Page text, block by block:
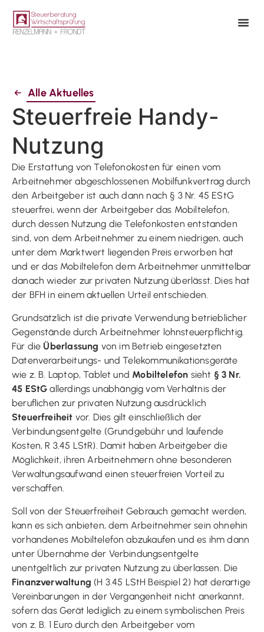
Alle Aktuelles
Steuerfreie Handy-
Nutzung
Die Erstattung von Telefonokosten für einen vom
Arbeitnehmer abgeschlossenen Mobilfunkvertrag durch
den Arbeitgeber ist auch dann nach § 3 Nr. 45 EStG
steuerfrei, wenn der Arbeitgeber das Mobiltelefon,
durch dessen Nutzung die Telefonkosten entstanden
sind, von dem Arbeitnehmer zu einem niedrigen, auch
unter dem Marktwert liegenden Preis erworben hat
und er das Mobiltelefon dem Arbeitnehmer unmittelbar
danach wieder zur privaten Nutzung überlässt. Dies hat
der BFH in einem aktuellen Urteil entschieden.
Grundsätzlich ist die private Verwendung betrieblicher
Gegenstände durch Arbeitnehmer lohnsteuerpflichtig.
Für die Überlassung von im Betrieb eingesetzten
Datenverarbeitungs- und Telekommunikationsgeräte
wie z. B. Laptop, Tablet und Mobiltelefon sieht § 3 Nr.
45 EStG allerdings unabhängig vom Verhältnis der
beruflichen zur privaten Nutzung ausdrücklich
Steuerfreiheit vor. Dies gilt einschließlich der
Verbindungsentgelte (Grundgebühr und laufende
Kosten, R 3.45 LStR). Damit haben Arbeitgeber die
Möglichkeit, ihren Arbeitnehmern ohne besonderen
Verwaltungsaufwand einen steuerfreien Vorteil zu
verschaffen.
Soll von der Steuerfreiheit Gebrauch gemacht werden,
kann es sich anbieten, dem Arbeitnehmer sein ohnehin
vorhandenes Mobiltelefon abzukaufen und es ihm dann
unter Übernahme der Verbindungsentgelte
unentgeltlich zur privaten Nutzung zu überlassen. Die
Finanzverwaltung (H 3.45 LStH Beispiel 2) hat derartige
Vereinbarungen in der Vergangenheit nicht anerkannt,
sofern das Gerät lediglich zu einem symbolischen Preis
von z. B. 1 Euro durch den Arbeitgeber vom